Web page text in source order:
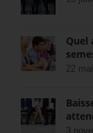
Quel
22
3